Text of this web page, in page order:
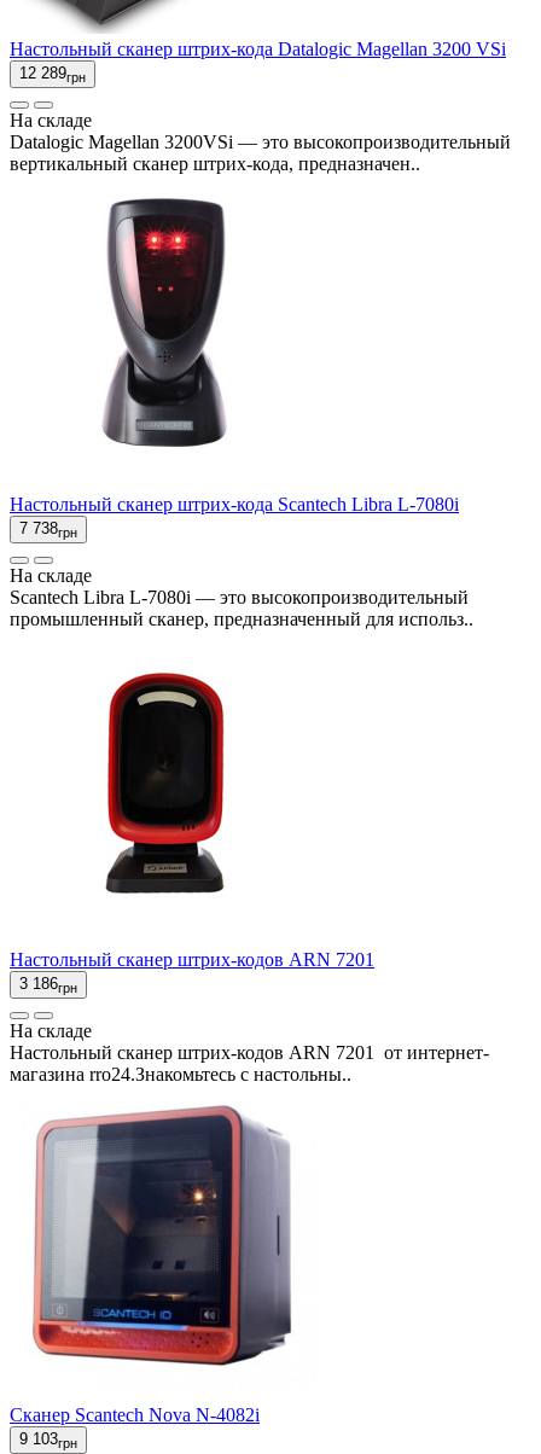
Настольный сканер штрих-кода Datalogic Magellan 3200 VSi
12 289грн
На складе
Datalogic Magellan 3200VSi — это высокопроизводительный
вертикальный сканер штрих-кода, предназначен..
Настольный сканер штрих-кода Scantech Libra L-7080i
7 738грн
На складе
Scantech Libra L-7080i — это высокопроизводительный
промышленный сканер, предназначенный для использ..
Настольный сканер штрих-кодов ARN 7201
3 186грн
На складе
Настольный сканер штрих-кодов ARN 7201 от интернет-
магазина rro24.Знакомьтесь с настольны..
Сканер Scantech Nova N-4082i
9 103грн